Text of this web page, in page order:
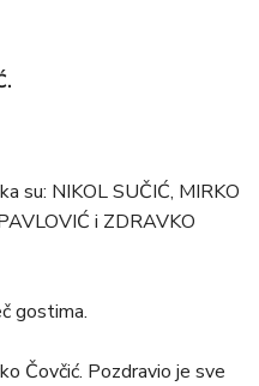
su: NIKOL SUČIĆ, MIRKO
i ZDRAVKO
gostima.
Čovčić. Pozdravio je sve